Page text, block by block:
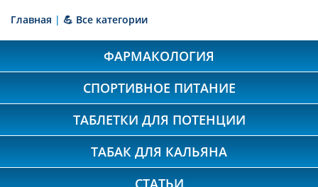
Главная | 💪 Все категории
ФАРМАКОЛОГИЯ
СПОРТИВНОЕ ПИТАНИЕ
ТАБЛЕТКИ ДЛЯ ПОТЕНЦИИ
ТАБАК ДЛЯ КАЛЬЯНА
СТАТЬИ